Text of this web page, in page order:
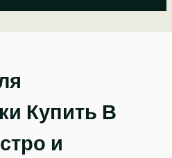
Купить В
и